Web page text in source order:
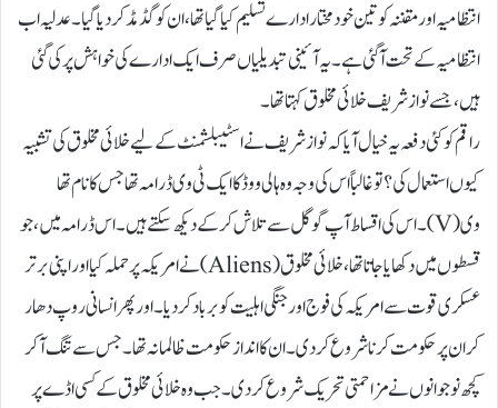
انتظامیہ اور مقننہ کو تین خود مختار ادارے تسلیم کیا گیا تھا، ان کو گڈ مڈ کر دیا گیا۔ عدلیہ اب
انتظامیہ کے تحت آ گئی ہے۔ یہ آئینی تبدیلیاں صرف ایک ادارے کی خواہش پر کی گئی
ہیں، جسے نواز شریف خلائی مخلوق کہتا تھا۔
راقم کو کئی دفعہ یہ خیال آیا کہ نواز شریف نے اسٹیبلشمنٹ کے لیے خلائی مخلوق کی تشبیہ
کیوں استعمال کی ؟ تو غالباً اس کی وجہ وہ ہالی ووڈ کا ایک ٹی وی ڈرامہ تھا جس کا نام تھا
وی(V) ۔ اس کی اقساط آپ گوگل سے تلاش کر کے دیکھ سکتے ہیں۔ اس ڈرامہ میں، جو
قسطوں میں دکھایا جاتا تھا، خلائی مخلوق (Aliens) نے امریکہ پر حملہ کیااور اپنی بر تر
عسکری قوت سے امریکہ کی فوج اور جنگی اہلیت کو بر باد کر دیا۔او ر پھر انسانی روپ دھار
کر ان پر حکومت کرنا شروع کر دی۔ان کا انداز حکومت ظالمانہ تھا۔ جس سے تنگ آکر
کچھ نو جوانوں نے مزاحمتی تحریک شروع کر دی۔ جب وہ خلائی مخلوق کے کسی اڈے پر